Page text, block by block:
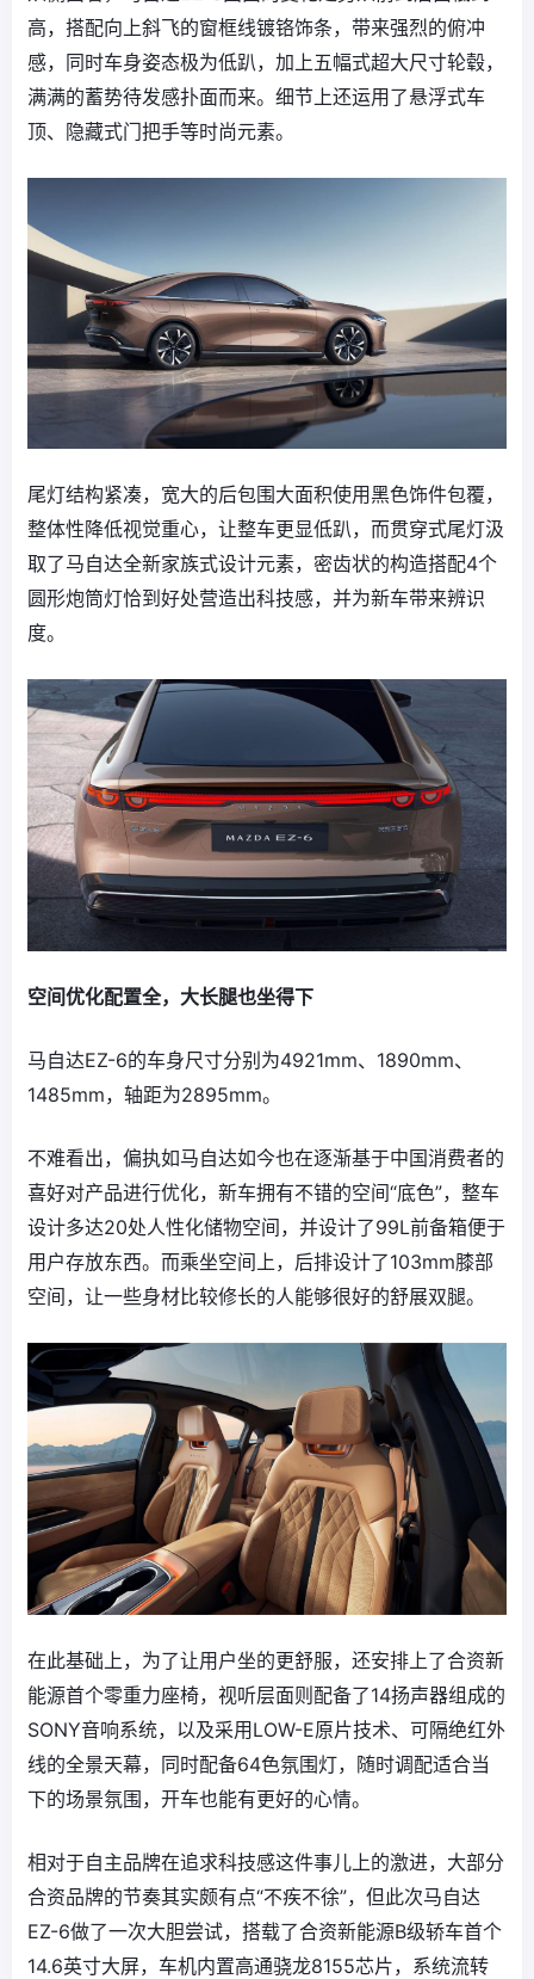
高，搭配向上斜飞的窗框线镀铬饰条，带来强烈的俯冲
感，同时车身姿态极为低趴，加上五幅式超大尺寸轮毂，
满满的蓄势待发感扑面而来。细节上还运用了悬浮式车
顶、隐藏式门把手等时尚元素。
尾灯结构紧凑，宽大的后包围大面积使用黑色饰件包覆，
整体性降低视觉重心，让整车更显低趴，而贯穿式尾灯汲
取了马自达全新家族式设计元素，密齿状的构造搭配4个
圆形炮筒灯恰到好处营造出科技感，并为新车带来辨识
度。
空间优化配置全，大长腿也坐得下
马自达EZ-6的车身尺寸分别为4921mm、1890mm、
1485mm，轴距为2895mm。
不难看出，偏执如马自达如今也在逐渐基于中国消费者的
喜好对产品进行优化，新车拥有不错的空间“底色”，整车
设计多达20处人性化储物空间，并设计了99L前备箱便于
用户存放东西。而乘坐空间上，后排设计了103mm膝部
空间，让一些身材比较修长的人能够很好的舒展双腿。
在此基础上，为了让用户坐的更舒服，还安排上了合资新
能源首个零重力座椅，视听层面则配备了14扬声器组成的
SONY音响系统，以及采用LOW-E原片技术、可隔绝红外
线的全景天幕，同时配备64色氛围灯，随时调配适合当
下的场景氛围，开车也能有更好的心情。
相对于自主品牌在追求科技感这件事儿上的激进，大部分
合资品牌的节奏其实颇有点“不疾不徐”，但此次马自达
EZ-6做了一次大胆尝试，搭载了合资新能源B级轿车首个
14.6英寸大屏，车机内置高通骁龙8155芯片，系统流转